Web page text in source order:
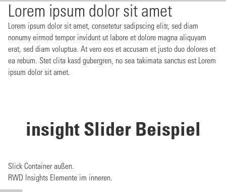
Lorem ipsum dolor sit amet
Lorem ipsum dolor sit amet, consetetur sadipscing elitr, sed diam
nonumy eirmod tempor invidunt ut labore et dolore magna aliquyam
erat, sed diam voluptua. At vero eos et accusam et justo duo dolores et
ea rebum. Stet clita kasd gubergren, no sea takimata sanctus est Lorem
ipsum dolor sit amet.
insight Slider Beispiel
Slick Container außen.
RWD Insights Elemente im inneren.